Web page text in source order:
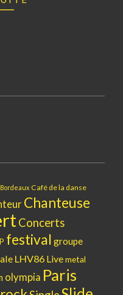
Bordeaux Café de la danse
Chanteuse
Concerts
festival groupe
LHV86 Livemetal
olympia Paris